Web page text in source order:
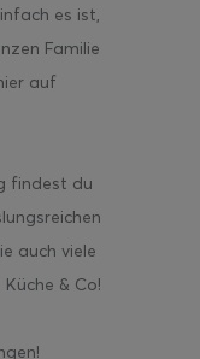
es ist,
Familie
auf
findest du
auch viele
& Co!